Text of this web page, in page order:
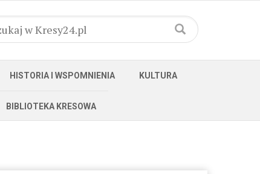
HISTORIA I WSPOMNIENIA KULTURA
BIBLIOTEKA KRESOWA